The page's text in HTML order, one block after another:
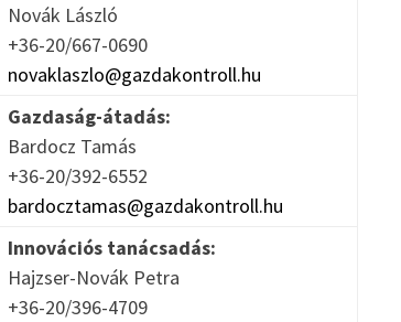
Novák László
+36-20/667-0690
novaklaszlo@gazdakontroll.hu
Gazdaság-átadás:
Bardocz Tamás
+36-20/392-6552
bardocztamas@gazdakontroll.hu
Innovációs tanácsadás:
Hajzser-Novák Petra
+36-20/396-4709